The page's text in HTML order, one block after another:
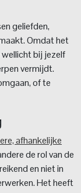
geliefden,
Omdat het
wellicht bij jezelf
vermijdt.
of te
afhankelijke
de rol van de
en niet in
Het heeft